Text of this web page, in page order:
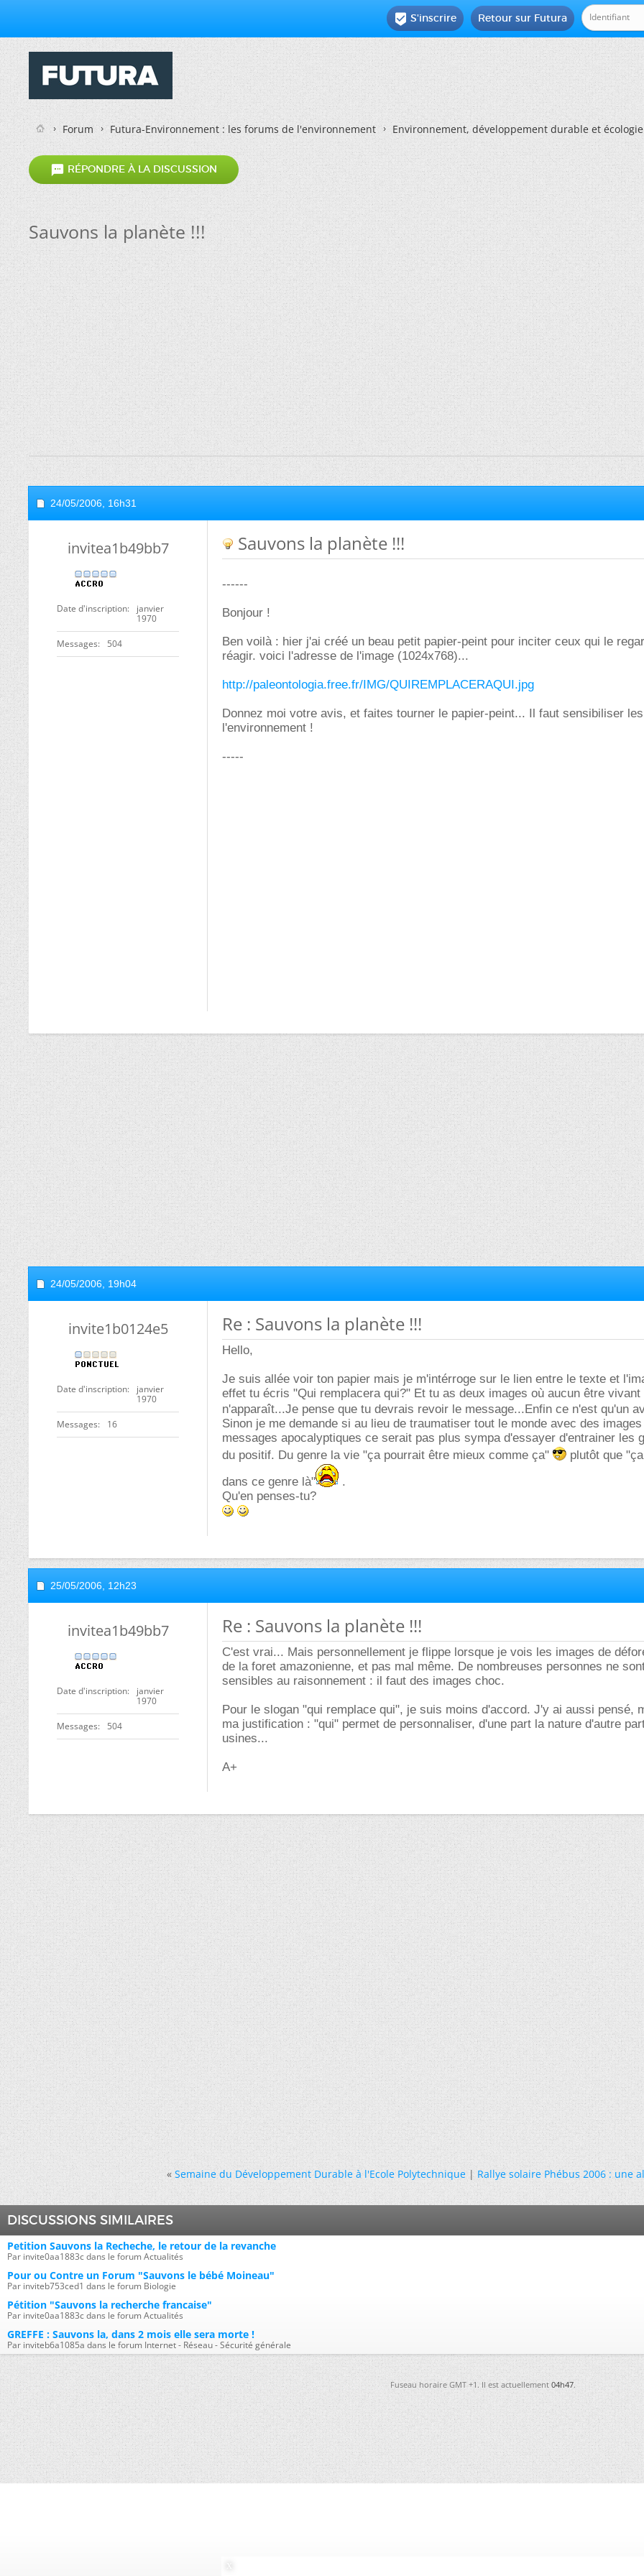
Retour sur Futura
 S'inscrire
Forum Futura-Environnement : les forums de l'environnement Environnement, développement durable et écologie
 RÉPONDRE À LA DISCUSSION
Sauvons la planète !!!
24/05/2006, 16h31
invitea1b49bb7
Date d'inscription
janvier
1970
Messages 504
Sauvons la planète !!!
------
Bonjour !
Ben voilà : hier j'ai créé un beau petit papier-peint pour inciter ceux qui le
réagir. voici l'adresse de l'image (1024x768)...
http://paleontologia.free.fr/IMG/QUIREMPLACERAQUI.jpg
Donnez moi votre avis, et faites tourner le papier-peint... Il faut sensibiliser
l'environnement !
-----
24/05/2006, 19h04
invite1b0124e5
Date d'inscription
janvier
1970
Messages 16
Re : Sauvons la planète !!!
Hello,
Je suis allée voir ton papier mais je m'intérroge sur le lien entre le texte et
effet tu écris "Qui remplacera qui?" Et tu as deux images où aucun être vivant
n'apparaît...Je pense que tu devrais revoir le message...Enfin ce n'est qu'un
Sinon je me demande si au lieu de traumatiser tout le monde avec des
messages apocalyptiques ce serait pas plus sympa d'essayer d'entrainer les
du positif. Du genre la vie "ça pourrait être mieux comme ça"
plutôt que
dans ce genre là"
.
Qu'en penses-tu?
25/05/2006, 12h23
invitea1b49bb7
Date d'inscription
janvier
1970
Messages 504
Re : Sauvons la planète !!!
C'est vrai... Mais personnellement je flippe lorsque je vois les images de
de la foret amazonienne, et pas mal même. De nombreuses personnes ne
sensibles au raisonnement : il faut des images choc.
Pour le slogan "qui remplace qui", je suis moins d'accord. J'y ai aussi pensé,
ma justification : "qui" permet de personnaliser, d'une part la nature d'autre
usines...
A+
« Semaine du Développement Durable à l'Ecole Polytechnique|Rallye solaire Phébus 2006 : une
DISCUSSIONS SIMILAIRES
Petition Sauvons la Recheche, le retour de la revanche
Par invite0aa1883c dans le forum Actualités
Pour ou Contre un Forum "Sauvons le bébé Moineau"
Par inviteb753ced1 dans le forum Biologie
Pétition "Sauvons la recherche francaise"
Par invite0aa1883c dans le forum Actualités
GREFFE : Sauvons la, dans 2 mois elle sera morte !
Par inviteb6a1085a dans le forum Internet - Réseau - Sécurité générale
Fuseau horaire GMT +1. Il est actuellement04h47.